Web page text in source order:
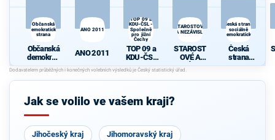
Občanská
demokratická
strana
Občanská
demokrati
cká strana
ANO 2011
ANO 2011
TOP 09 a
KDU-ČSL -
Společně
pro jižní
Čechy
TOP 09 a
KDU-ČSL
- Společně
pro jižní
Čechy
STAROSTOVÉ
A NEZÁVISLÍ
STAROST
OVÉ A
NEZÁVISL
Česká strana
sociálně
demokratická
Česká
strana
sociálně
cká
Jak se volilo ve vašem kraji?
Jihočeský kraj Jihomoravský kraj